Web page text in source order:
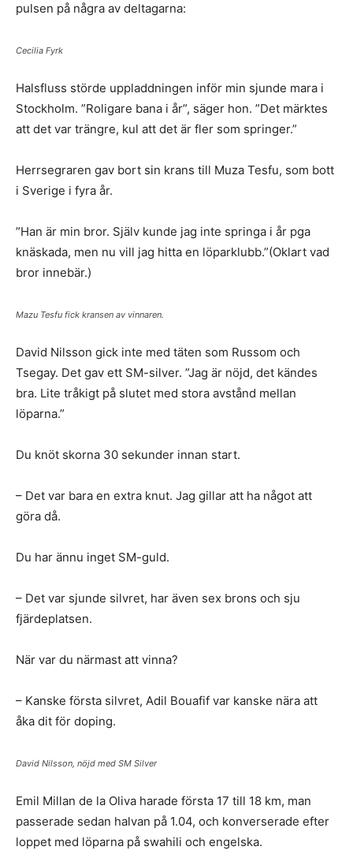
pulsen på några av deltagarna:
Cecilia Fyrk
Halsfluss störde uppladdningen inför min sjunde mara i
Stockholm. ”Roligare bana i år”, säger hon. ”Det märktes
att det var trängre, kul att det är fler som springer.”
Herrsegraren gav bort sin krans till Muza Tesfu, som bott
i Sverige i fyra år.
”Han är min bror. Själv kunde jag inte springa i år pga
knäskada, men nu vill jag hitta en löparklubb.”(Oklart vad
bror innebär.)
Mazu Tesfu fick kransen av vinnaren.
David Nilsson gick inte med täten som Russom och
Tsegay. Det gav ett SM-silver. ”Jag är nöjd, det kändes
bra. Lite tråkigt på slutet med stora avstånd mellan
löparna.”
Du knöt skorna 30 sekunder innan start.
– Det var bara en extra knut. Jag gillar att ha något att
göra då.
Du har ännu inget SM-guld.
– Det var sjunde silvret, har även sex brons och sju
fjärdeplatsen.
När var du närmast att vinna?
– Kanske första silvret, Adil Bouafif var kanske nära att
åka dit för doping.
David Nilsson, nöjd med SM Silver
Emil Millan de la Oliva harade första 17 till 18 km, man
passerade sedan halvan på 1.04, och konverserade efter
loppet med löparna på swahili och engelska.